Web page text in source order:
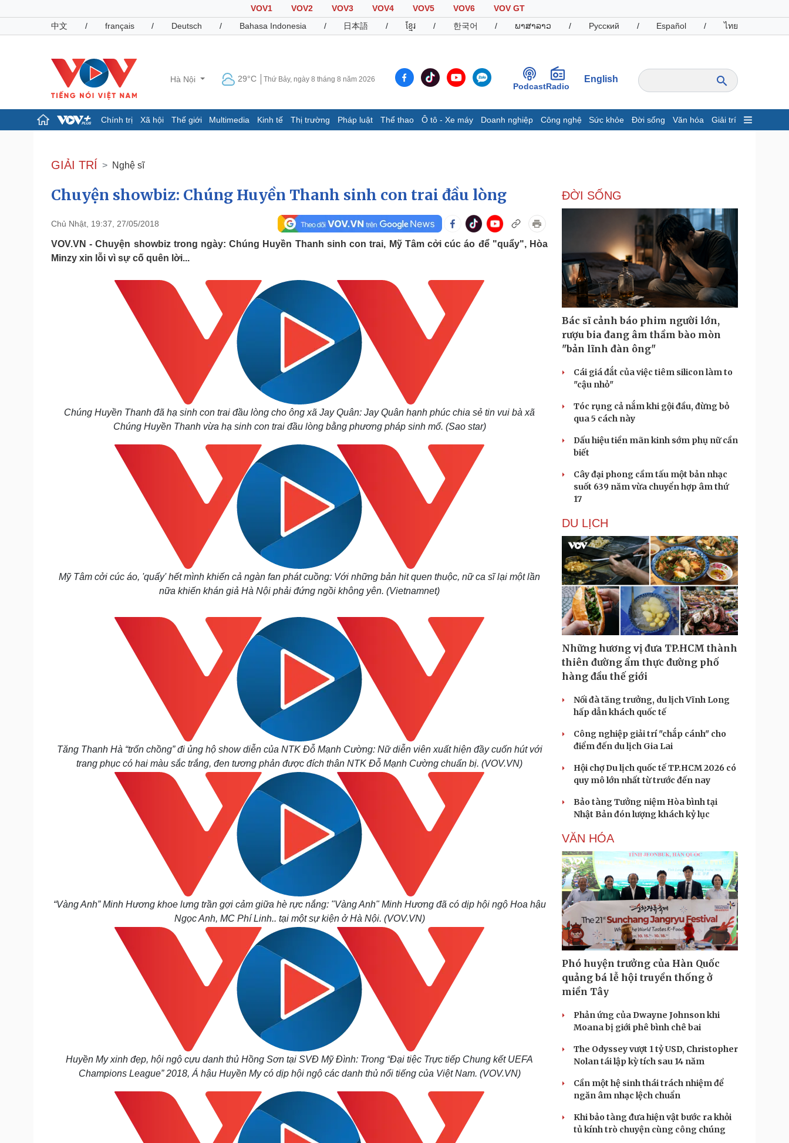
VOV1 VOV2 VOV3 VOV4 VOV5 VOV6
VOV GT
中文
/ français / Deutsch / Bahasa Indonesia / 日本語 / ខ្មែរ / 한국어 / ພາສາລາວ / Русский / Español / ไทย
Hà Nội 29°C Thứ Bảy, ngày 8 tháng 8 năm 2026
PodcastRadio
English
Chính trị Xã hội Thế giới Multimedia Kinh tế Thị trường Pháp luật Thể thao Ô tô - Xe máy Doanh nghiệp Công nghệ Sức khỏe Đời sống Văn hóa Giải trí
Đảng
Tổ chức nhân sự
Nhận diện sự thật
Dấu ấn VOV
Infographic
Giá cà phê
Pháp luật
Vụ án
Quân sự - Quốc phòng
Vũ khí
Phân tích
Thể thao
Thế giới thể thao
Ô tô - Xe máy
Tư vấn
Doanh nghiệp
Thông tin doanh nghiệp
Doanh nghiệp 24h
Doanh nhân
Vì cộng đồng
Công nghệ
Sành điệu
Tin Công nghệ
Trải nghiệm
Chuyển đổi số
Phòng mạch online
Ăn sạch sống khỏe
Đời sống
Tình yêu - Gia đình
Văn hóa
Sân khấu - Điện ảnh
Văn học
Âm nhạc
Giải trí
Nghệ sĩ
Thời trang
Sao Việt
Podcast
Đọc truyện đêm khuya
Cửa sổ tình yêu
Kể chuyện cho bé
GIẢI TRÍ Nghệ sĩ
Chuyện showbiz: Chúng Huyền Thanh sinh con trai đầu lòng
Chủ Nhật, 19:37, 27/05/2018
VOV.VN - Chuyện showbiz trong ngày: Chúng Huyền Thanh sinh con trai, Mỹ Tâm cởi cúc áo để "quẩy", Hòa
Minzy xin lỗi vì sự cố quên lời...
Chúng Huyền Thanh đã hạ sinh con trai đầu lòng cho ông xã Jay Quân: Jay Quân hạnh phúc chia sẻ tin vui bà xã
Chúng Huyền Thanh vừa hạ sinh con trai đầu lòng bằng phương pháp sinh mổ. (Sao star)
Mỹ Tâm cởi cúc áo, 'quẩy' hết mình khiến cả ngàn fan phát cuồng: Với những bản hit quen thuộc, nữ ca sĩ lại một lần
nữa khiến khán giả Hà Nội phải đứng ngồi không yên. (Vietnamnet)
Tăng Thanh Hà “trốn chồng” đi ủng hộ show diễn của NTK Đỗ Mạnh Cường: Nữ diễn viên xuất hiện đầy cuốn hút với
trang phục có hai màu sắc trắng, đen tương phản được đích thân NTK Đỗ Mạnh Cường chuẩn bị. (VOV.VN)
“Vàng Anh” Minh Hương khoe lưng trần gợi cảm giữa hè rực nắng: "Vàng Anh" Minh Hương đã có dịp hội ngộ Hoa hậu
Ngọc Anh, MC Phí Linh.. tại một sự kiện ở Hà Nội. (VOV.VN)
Huyền My xinh đẹp, hội ngộ cựu danh thủ Hồng Sơn tại SVĐ Mỹ Đình: Trong “Đại tiệc Trực tiếp Chung kết UEFA
Champions League” 2018, Á hậu Huyền My có dịp hội ngộ các danh thủ nổi tiếng của Việt Nam. (VOV.VN)
ĐỜI SỐNG
Bác sĩ cảnh báo phim người lớn,
rượu bia đang âm thầm bào mòn
"bản lĩnh đàn ông"
Cái giá đắt của việc tiêm silicon làm to
"cậu nhỏ"
Tóc rụng cả nắm khi gội đầu, đừng bỏ
qua 5 cách này
Dấu hiệu tiền mãn kinh sớm phụ nữ cần
biết
Cây đại phong cầm tấu một bản nhạc
suốt 639 năm vừa chuyển hợp âm thứ
17
DU LỊCH
Những hương vị đưa TP.HCM thành
thiên đường ẩm thực đường phố
hàng đầu thế giới
Nối đà tăng trưởng, du lịch Vĩnh Long
hấp dẫn khách quốc tế
Công nghiệp giải trí "chắp cánh" cho
điểm đến du lịch Gia Lai
Hội chợ Du lịch quốc tế TP.HCM 2026 có
quy mô lớn nhất từ trước đến nay
Bảo tàng Tưởng niệm Hòa bình tại
Nhật Bản đón lượng khách kỷ lục
VĂN HÓA
Phó huyện trưởng của Hàn Quốc
quảng bá lễ hội truyền thống ở
miền Tây
Phản ứng của Dwayne Johnson khi
Moana bị giới phê bình chê bai
The Odyssey vượt 1 tỷ USD, Christopher
Nolan tái lập kỳ tích sau 14 năm
Cần một hệ sinh thái trách nhiệm để
ngăn âm nhạc lệch chuẩn
Khi bảo tàng đưa hiện vật bước ra khỏi
tủ kính trò chuyện cùng công chúng